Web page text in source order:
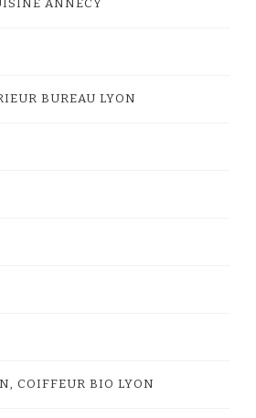
ANNECY
BUREAU LYON
COIFFEUR BIO LYON